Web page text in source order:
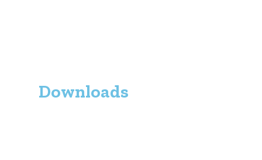
Downloads